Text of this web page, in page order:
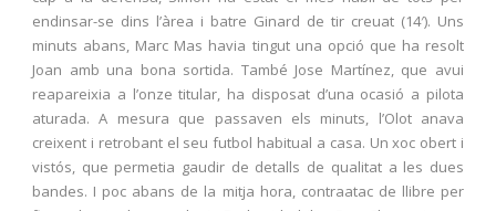
endinsar-se dins l’àrea i batre Ginard de tir creuat (14′). Uns
minuts abans, Marc Mas havia tingut una opció que ha resolt
Joan amb una bona sortida. També Jose Martínez, que avui
reapareixia a l’onze titular, ha disposat d’una ocasió a pilota
aturada. A mesura que passaven els minuts, l’Olot anava
creixent i retrobant el seu futbol habitual a casa. Un xoc obert i
vistós, que permetia gaudir de detalls de qualitat a les dues
bandes. I poc abans de la mitja hora, contraatac de llibre per